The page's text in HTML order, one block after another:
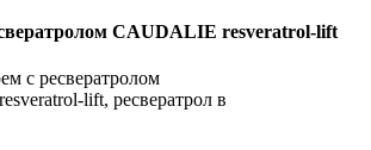
CAUDALIE resveratrol-lift